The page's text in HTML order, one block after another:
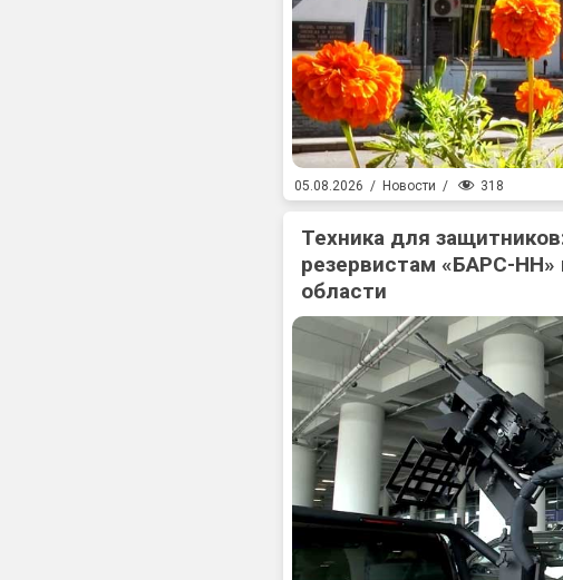
05.08.2026 / Новости / 318
Техника для
резервистам «БАРС-
области